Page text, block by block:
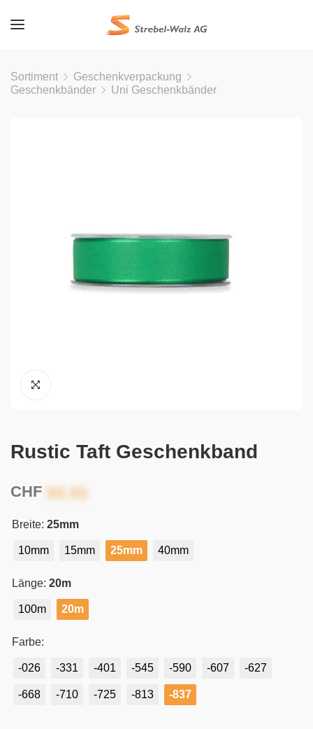
Sortiment
Geschenkverpackung
Geschenkbänder
Uni Geschenkbänder
Rustic Taft Geschenkband
CHF
Breite: 25mm
10mm 15mm 25mm 40mm
Länge: 20m
100m 20m
Farbe:
-026 -331 -401 -545 -590 -607 -627
-668 -710 -725 -813 -837